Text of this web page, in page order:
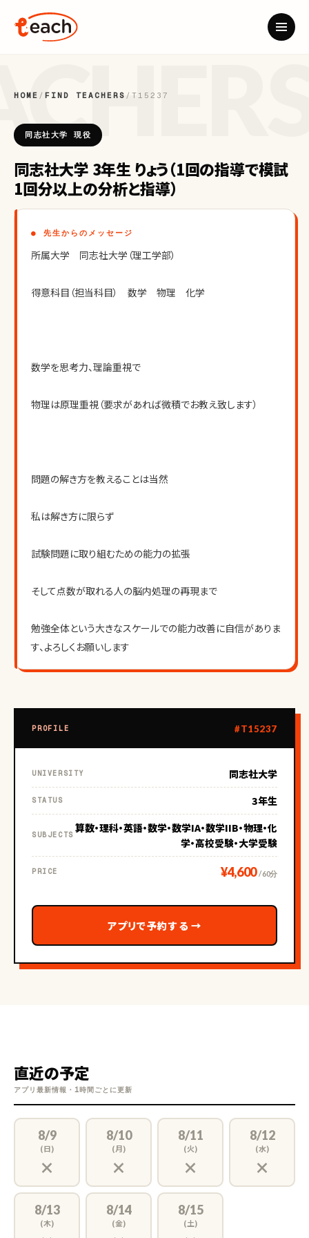
HOME / FIND TEACHERS / T15237
同志社大学 現役
同志社大学 3年生 りょう（1回の指導で模試
1回分以上の分析と指導）
● 先生からのメッセージ
所属大学　同志社大学（理工学部）
得意科目（担当科目）　数学　物理　化学
数学を思考力、理論重視で
物理は原理重視（要求があれば微積でお教え致します）
問題の解き方を教えることは当然
私は解き方に限らず
試験問題に取り組むための能力の拡張
そして点数が取れる人の脳内処理の再現まで
勉強全体という大きなスケールでの能力改善に自信がありま
す、よろしくお願いします
PROFILE #T15237
UNIVERSITY 同志社大学
STATUS 3年生
SUBJECTS
算数・理科・英語・数学・数学IA・数学IIB・物理・化
学・高校受験・大学受験
PRICE ¥4,600 / 60分
アプリで予約する →
直近の予定
アプリ最新情報・1時間ごとに更新
8/9
(日)
×
8/10
(月)
×
8/11
(火)
×
8/12
(水)
×
8/13
(木)
8/14
(金)
8/15
(土)